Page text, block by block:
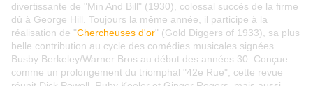
divertissante de "Min And Bill" (1930), colossal succès de la firme
dû à George Hill. Toujours la même année, il participe à la
réalisation de "Chercheuses d'or" (Gold Diggers of 1933), sa plus
belle contribution au cycle des comédies musicales signées
Busby Berkeley/Warner Bros au début des années 30. Conçue
comme un prolongement du triomphal "42e Rue", cette revue